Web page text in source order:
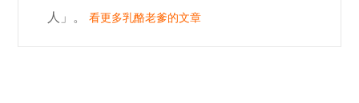
人」。看更多乳酪老爹的文章